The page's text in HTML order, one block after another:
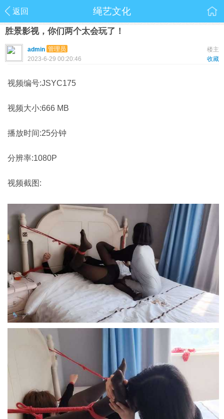
返回 绳艺文化
胜景影视，你们两个太会玩了！
楼主
admin 管理员
收藏
2023-6-29 00:20:46
视频编号:JSYC175
视频大小:666 MB
播放时间:25分钟
分辨率:1080P
视频截图: